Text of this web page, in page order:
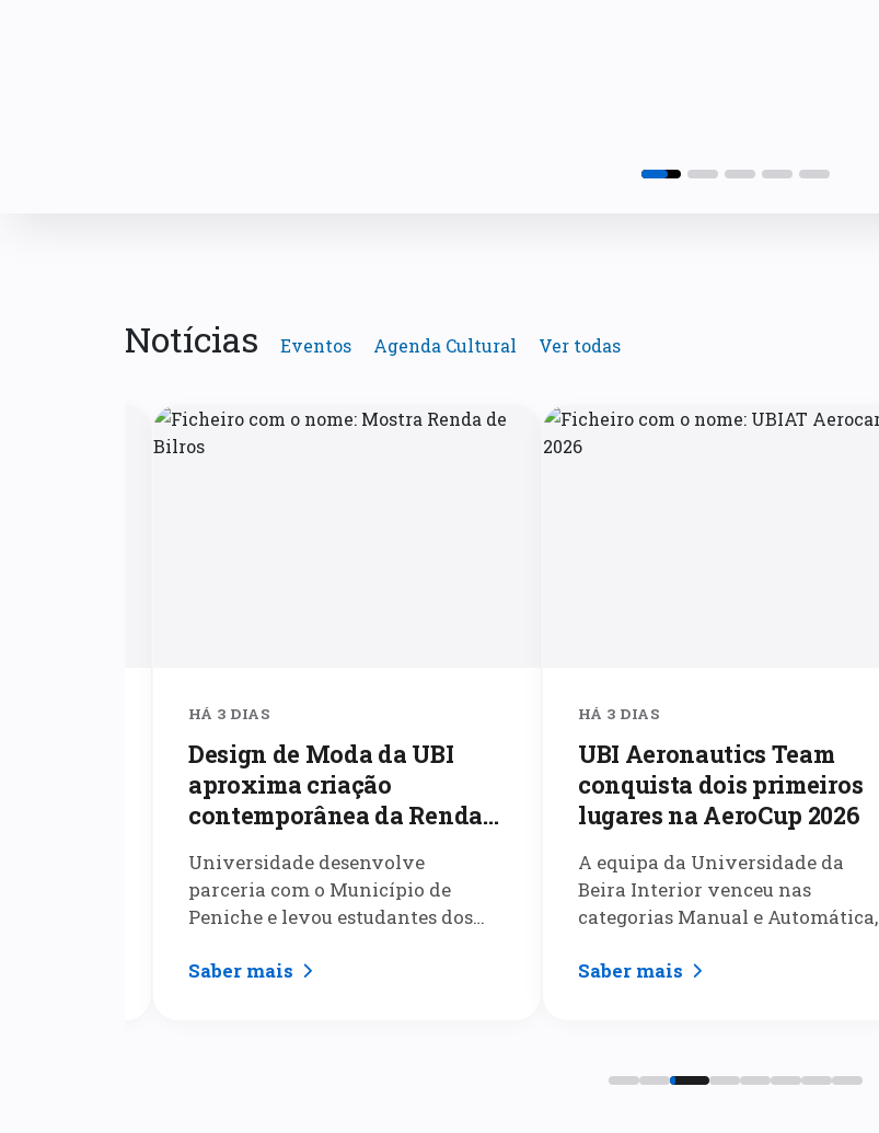
Notícias Eventos Agenda Cultural Ver todas
HÁ 3 DIAS
Design de Moda da UBI
aproxima criação
contemporânea da Renda
Universidade desenvolve
parceria com o Município de
Peniche e levou estudantes dos
Internacional dedicada a este
Saber mais
HÁ 3 DIAS
UBI Aeronautics Team
conquista dois primeiros
lugares na AeroCup 2026
A equipa da Universidade da
Beira Interior venceu nas
categorias Manual e Automática,
Saber mais